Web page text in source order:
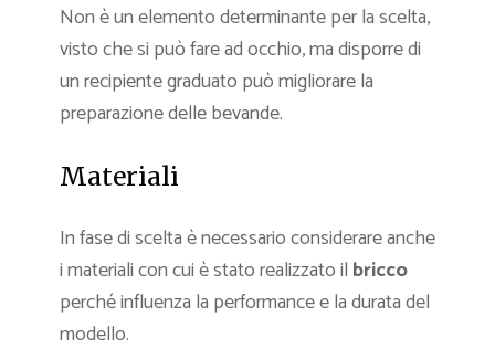
Non è un elemento determinante per la scelta,
visto che si può fare ad occhio, ma disporre di
un recipiente graduato può migliorare la
preparazione delle bevande.
Materiali
In fase di scelta è necessario considerare anche
i materiali con cui è stato realizzato il bricco
perché influenza la performance e la durata del
modello.